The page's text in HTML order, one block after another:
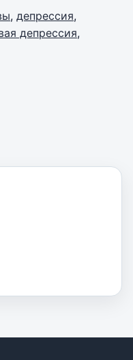
, депрессия,
депрессия,